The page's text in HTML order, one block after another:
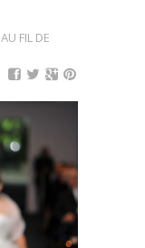
AU FIL DE